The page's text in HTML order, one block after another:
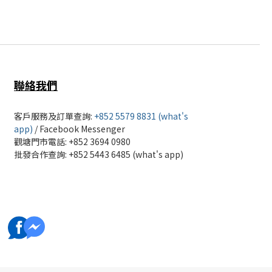
聯絡我們
客戶服務及訂單查詢: +852 5579 8831 (what's
app) /Facebook Messenger
觀塘門市電話: +852 3694 0980
批發合作查詢: +852 5443 6485 (what's app)